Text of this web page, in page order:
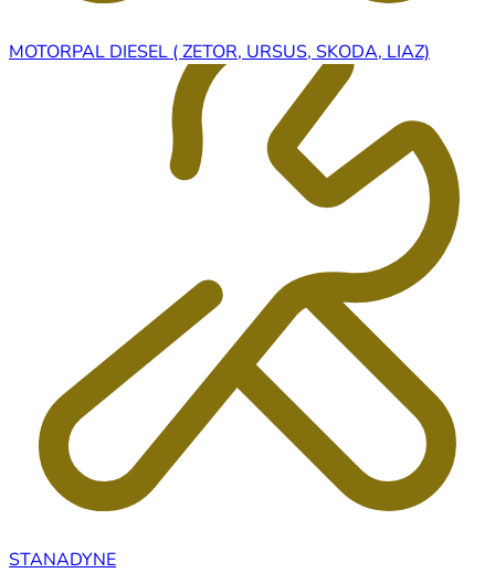
MOTORPAL DIESEL ( ZETOR, URSUS, SKODA, LIAZ)
STANADYNE